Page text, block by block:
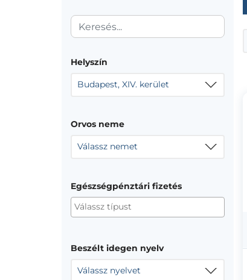
Helyszín
Budapest, XIV. kerület
Orvos neme
Válassz nemet
Egészségpénztári fizetés
Beszélt idegen nyelv
Válassz nyelvet